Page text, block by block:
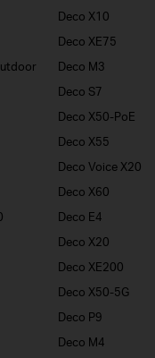
Deco X10
Deco XE75
Deco M3
Deco S7
Deco X50-PoE
Deco X55
Deco Voice X20
Deco X60
Deco E4
Deco X20
Deco XE200
Deco X50-5G
Deco P9
Deco M4